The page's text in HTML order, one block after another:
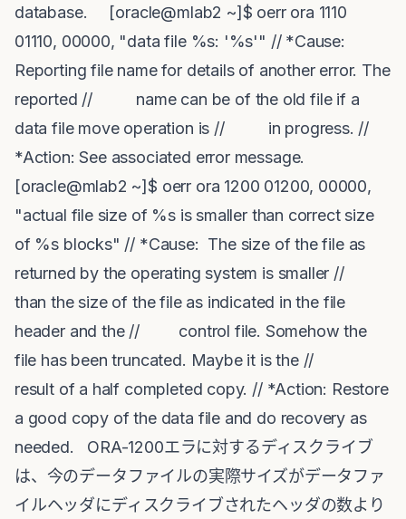
database. [oracle@mlab2 ~]$ oerr ora 1110
01110, 00000, "data file %s: '%s'" // *Cause:
Reporting file name for details of another error. The
reported // name can be of the old file if a
data file move operation is // in progress. //
*Action: See associated error message.
[oracle@mlab2 ~]$ oerr ora 1200 01200, 00000,
"actual file size of %s is smaller than correct size
of %s blocks" // *Cause: The size of the file as
returned by the operating system is smaller //
than the size of the file as indicated in the file
header and the // control file. Somehow the
file has been truncated. Maybe it is the //
result of a half completed copy. // *Action: Restore
a good copy of the data file and do recovery as
needed. ORA-1200エラに対するディスクライブ
は、今のデータファイルの実際サイズがデータファ
イルヘッダにディスクライブされたヘッダの数より